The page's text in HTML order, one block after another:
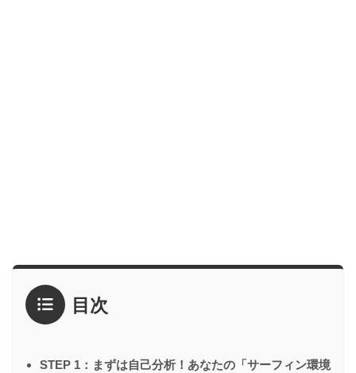
目次
STEP 1：まずは自己分析！あなたの「サーフィン環境